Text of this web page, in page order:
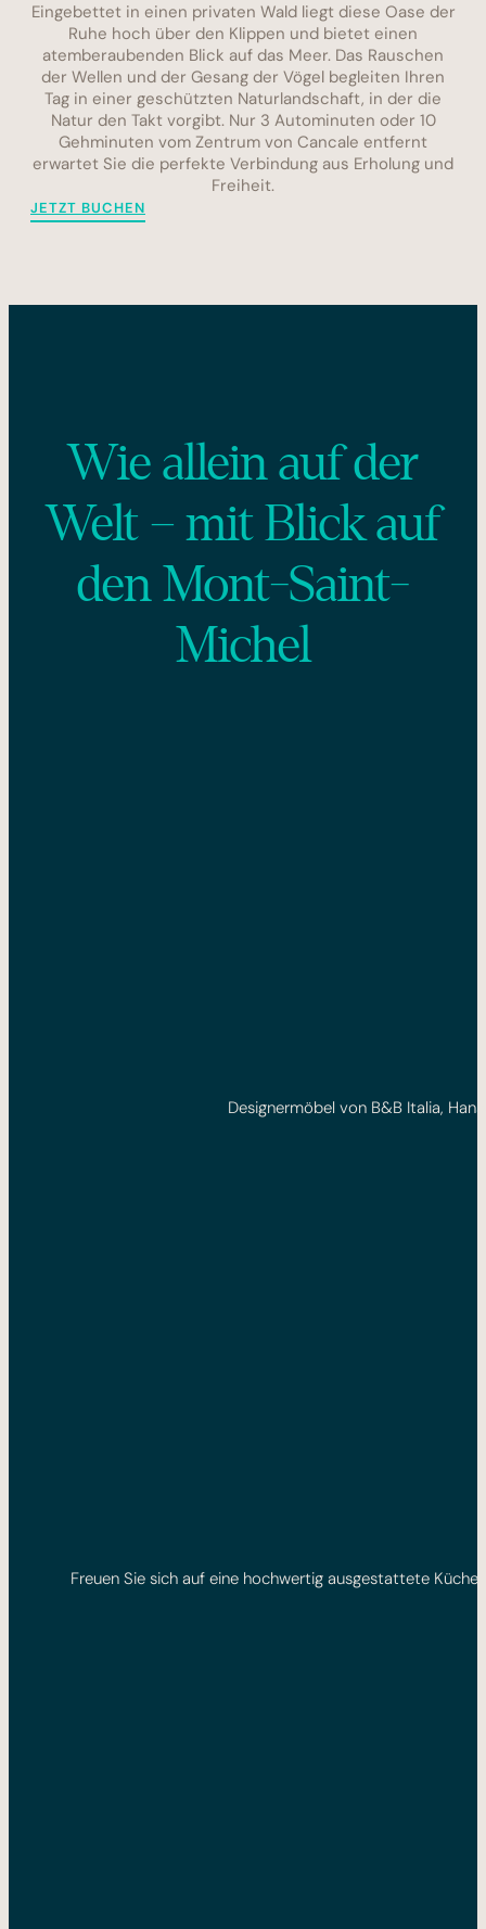
Eingebettet in einen privaten Wald liegt diese Oase der
Ruhe hoch über den Klippen und bietet einen
atemberaubenden Blick auf das Meer. Das Rauschen
der Wellen und der Gesang der Vögel begleiten Ihren
Tag in einer geschützten Naturlandschaft, in der die
Natur den Takt vorgibt. Nur 3 Autominuten oder 10
Gehminuten vom Zentrum von Cancale entfernt
erwartet Sie die perfekte Verbindung aus Erholung und
Freiheit.
JETZT BUCHEN
Wie allein auf der
Welt – mit Blick auf
den Mont-Saint-
Michel
Designermöbel von B&B Italia,
Freuen Sie sich auf eine hochwertig ausgestattete